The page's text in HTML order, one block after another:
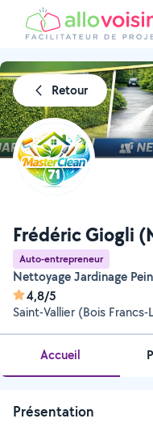
Retour
Frédéric Giogli
Auto-entrepreneur
Nettoyage Jardinage
4,8/5
Saint-Vallier (Bois Francs-
Accueil
Présentation